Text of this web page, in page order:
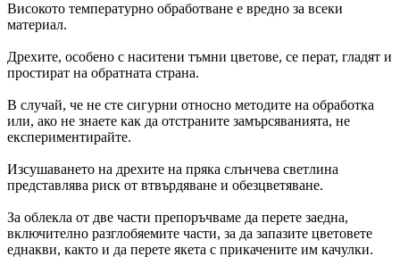
Високото температурно обработване е вредно за всеки
материал.
Дрехите, особено с наситени тъмни цветове, се перат, гладят и
простират на обратната страна.
В случай, че не сте сигурни относно методите на обработка
или, ако не знаете как да отстраните замърсяванията, не
експериментирайте.
Изсушаването на дрехите на пряка слънчева светлина
представлява риск от втвърдяване и обезцветяване.
За облекла от две части препоръчваме да перете заедна,
включително разглобяемите части, за да запазите цветовете
еднакви, както и да перете якета с прикачените им качулки.